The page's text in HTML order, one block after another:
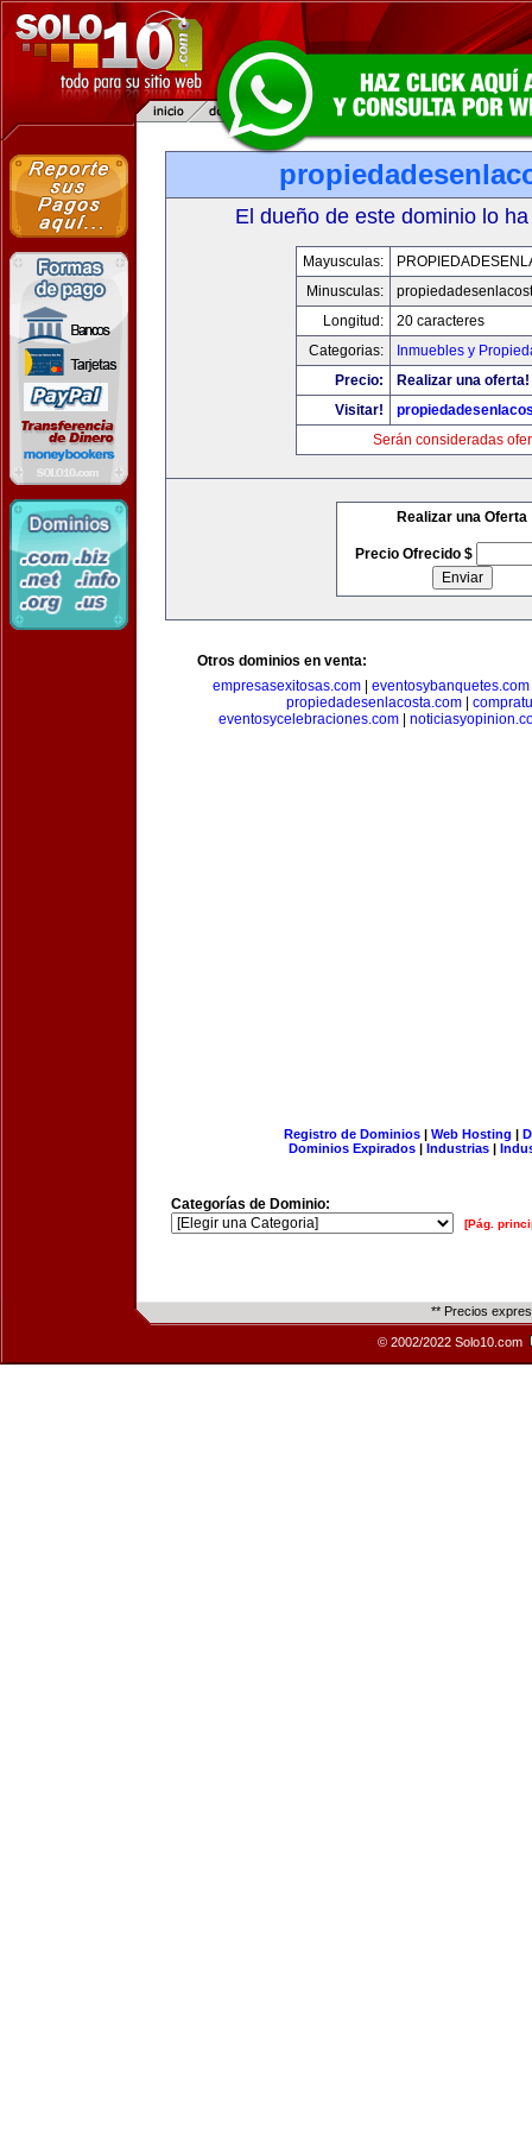
El dueño de este dominio lo
Mayusculas:
Minusculas:
Longitud:
20 caracteres
Categorias:
Inmuebles y
Precio:
Realizar una oferta!
Visitar!
Serán consideradas
Realizar una Oferta
Precio Ofrecido $
Otros dominios en venta:
empresasexitosas.com
eventosybanquetes.com
propiedadesenlacosta.com
eventosycelebraciones.com|
Registro de Dominios| Web Hosting |
Dominios Expirados | Industrias |
Categorías de Dominio:
[Pág.
** Precios
© 2002/2022 Solo10.com